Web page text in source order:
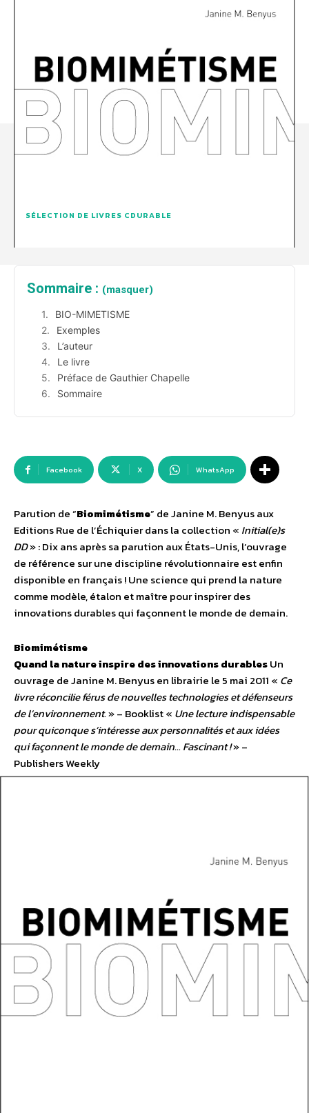
SÉLECTION DE LIVRES CDURABLE
Sommaire : (masquer)
BIO-MIMETISME
Exemples
L’auteur
Le livre
Préface de Gauthier Chapelle
Sommaire
Facebook X WhatsApp
Parution de “Biomimétisme” de Janine M. Benyus aux
Editions Rue de l’Échiquier dans la collection « Initial(e)s
DD» : Dix ans après sa parution aux États-Unis, l’ouvrage
de référence sur une discipline révolutionnaire est enfin
disponible en français ! Une science qui prend la nature
comme modèle, étalon et maître pour inspirer des
innovations durables qui façonnent le monde de demain.
Biomimétisme
Quand la nature inspire des innovations durablesUn
ouvrage de Janine M. Benyus en librairie le 5 mai 2011 « Ce
livre réconcilie férus de nouvelles technologies et défenseurs
de l’environnement.» – Booklist « Une lecture indispensable
pour quiconque s’intéresse aux personnalités et aux idées
qui façonnent le monde de demain… Fascinant !» –
Publishers Weekly